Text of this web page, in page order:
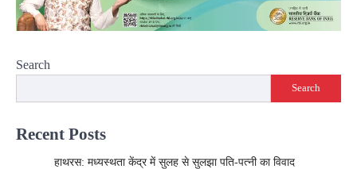
Search
Search
Recent Posts
हाथरस: मध्यस्थता केंद्र में सुलह से सुलझा पति-पत्नी का विवाद